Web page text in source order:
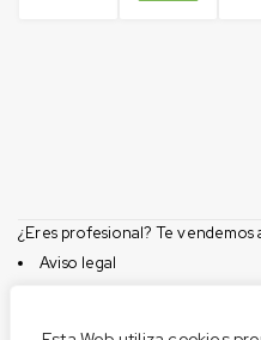
¿Eres profesional? Te vendemos
Aviso legal
Privacidad